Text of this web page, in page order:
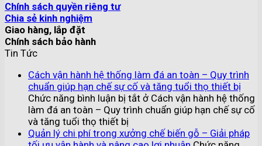
Chính sách quyền riêng tư
Chia sẻ kinh nghiệm
Giao hàng, lắp đặt
Chính sách bảo hành
Tin Tức
Cách vận hành hệ thống làm đá an toàn – Quy trình
chuẩn giúp hạn chế sự cố và tăng tuổi thọ thiết bị
Chức năng bình luận bị tắt ở Cách vận hành hệ thống
làm đá an toàn – Quy trình chuẩn giúp hạn chế sự cố
và tăng tuổi thọ thiết bị
Quản lý chi phí trong xưởng chế biến gỗ – Giải pháp